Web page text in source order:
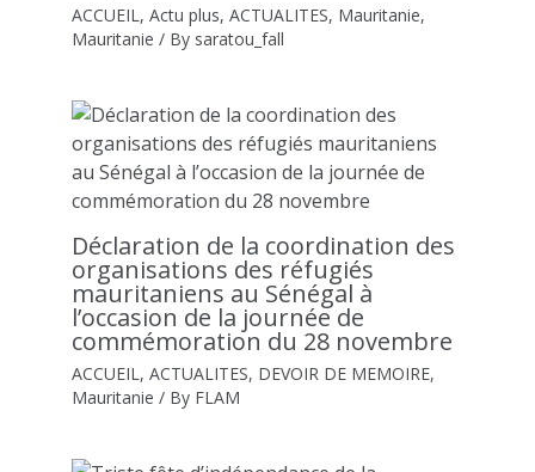
ACCUEIL , Actu plus, ACTUALITES, Mauritanie,
Mauritanie / By saratou_fall
Déclaration de la coordination des
organisations des réfugiés
mauritaniens au Sénégal à
l’occasion de la journée de
commémoration du 28 novembre
ACCUEIL , ACTUALITES, DEVOIR DE MEMOIRE,
Mauritanie / By FLAM